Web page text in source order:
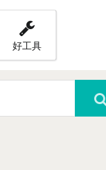
好工具